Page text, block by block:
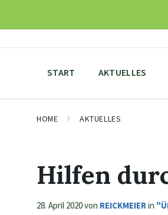
content
main
footer
START AKTUELLES
HOME AKTUELLES
Hilfen
28. April 2020von REICKMEIERin